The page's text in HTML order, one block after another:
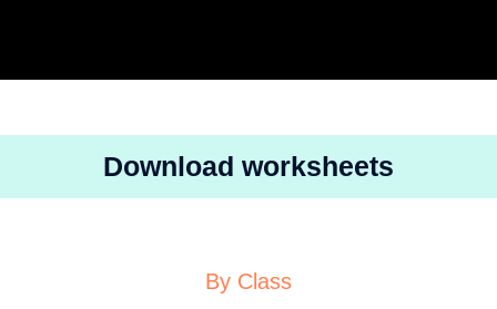
Download worksheets
By Class